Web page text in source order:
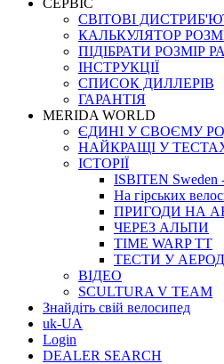
СЕРВІС
СВІТОВІ
КАЛЬКУЛЯТОР
ПІДІБРАТИ РОЗМІР
IНСТРУКЦIЇ
СПИСОК ДИЛЛЕРІВ
ГАРАНТIЯ
MERIDA WORLD
ЄДИНI У СВОЄМУ
НАЙКРАЩІ У
ІСТОРІЇ
ISBITEN Sweden
На гірських
ПРИГОДИ НА
ЧЕРЕЗ АЛЬПИ
TIME WARP TT
ТЕСТИ У
ВІДЕО
SCULTURA V TEAM
Знайдіть свій велосипед
uk-UA
Login
DEALER SEARCH